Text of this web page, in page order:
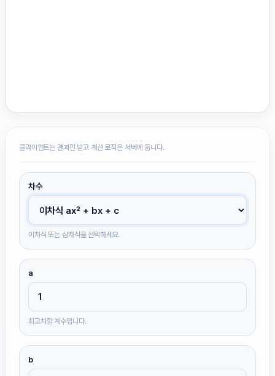
클라이언트는 결과만 받고 계산 로직은 서버에 둡니다.
차수
이차식 또는 삼차식을 선택하세요.
a
최고차항 계수입니다.
b